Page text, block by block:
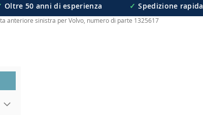
Oltre 50 anni di esperienza ✓ Spedizione rapida
anteriore sinistra per Volvo, numero di parte 1325617